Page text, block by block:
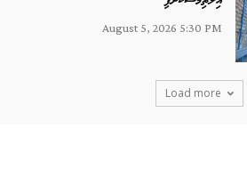
August 5, 2026 5:30 PM
Load more